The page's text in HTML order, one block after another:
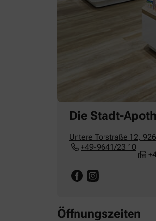
Die Stadt-
Untere Torstraße 12,
+49-9641/23 10
Öffnungszeiten